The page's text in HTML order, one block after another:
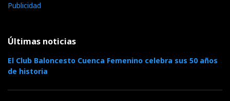
Publicidad
Últimas noticias
El Club Baloncesto Cuenca Femenino celebra sus 50 años
de historia